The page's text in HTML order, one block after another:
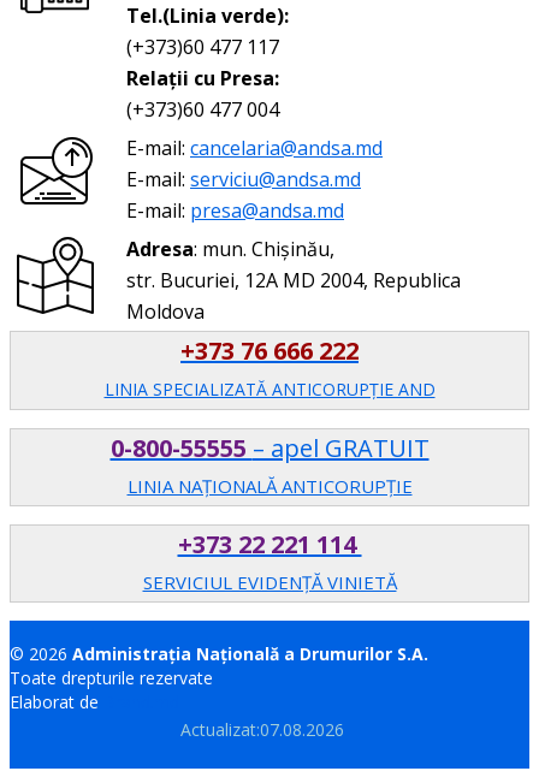
Tel.(Linia verde):
(+373)60 477 117
Relații cu Presa:
(+373)60 477 004
E-mail: cancelaria@andsa.md
E-mail: serviciu@andsa.md
E-mail: presa@andsa.md
Adresa: mun. Chișinău,
str. Bucuriei, 12A MD 2004, Republica
Moldova
+373 76 666 222
LINIA SPECIALIZATĂ ANTICORUPŢIE AND
0-800-55555 – apel GRATUIT
LINIA NAȚIONALĂ ANTICORUPȚIE
+373 22 221 114
SERVICIUL EVIDENȚĂ VINIETĂ
© 2026 Administrația Națională a Drumurilor S.A.
Toate drepturile rezervate
Elaborat de
Actualizat:07.08.2026